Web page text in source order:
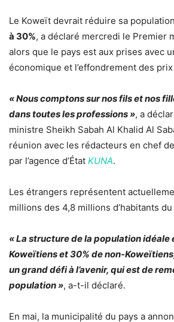
Le Koweït devrait réduire sa
à 30%, a déclaré mercredi le Premier
alors que le pays est aux prises avec
économique et l’effondrement des
« Nous comptons sur nos fils et nos
dans toutes les professions », a
ministre Sheikh Sabah Al Khalid Al
réunion avec les rédacteurs en chef
par l’agence d’État KUNA.
Les étrangers représentent
millions des 4,8 millions d’habitants
« La structure de la population idéale
Koweïtiens et 30% de non-
un grand défi à l’avenir, qui est de
population », a-t-il déclaré.
En mai, la municipalité du pays a